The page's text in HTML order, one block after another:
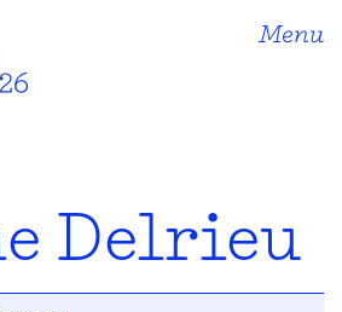
Menu
Delrieu